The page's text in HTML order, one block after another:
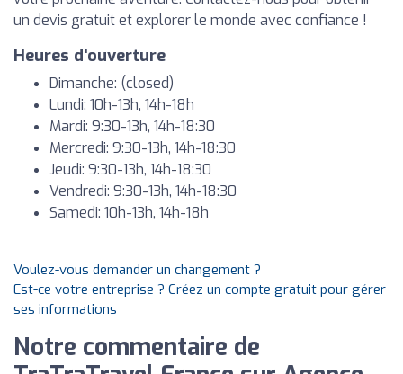
un devis gratuit et explorer le monde avec confiance !
Heures d'ouverture
Dimanche: (closed)
Lundi: 10h-13h, 14h-18h
Mardi: 9:30-13h, 14h-18:30
Mercredi: 9:30-13h, 14h-18:30
Jeudi: 9:30-13h, 14h-18:30
Vendredi: 9:30-13h, 14h-18:30
Samedi: 10h-13h, 14h-18h
Voulez-vous demander un changement ?
Est-ce votre entreprise ? Créez un compte gratuit pour gérer
ses informations
Notre commentaire de